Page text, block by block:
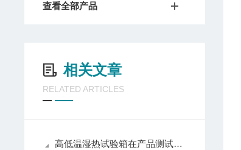
查看全部产品
相关文章
RELATED ARTICLES
高低温湿热试验箱在产品测试中的作用